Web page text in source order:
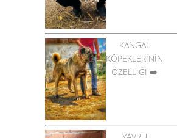
KANGAL
KÖPEKLERİNİN
ÖZELLİĞİ ➡️